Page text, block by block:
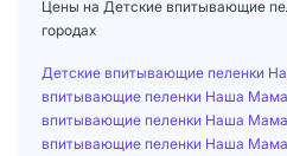
Цены на Детские впитывающие
городах
Детские впитывающие пеленки
впитывающие пеленки Наша Мама
впитывающие пеленки Наша
впитывающие пеленки Наша Мама